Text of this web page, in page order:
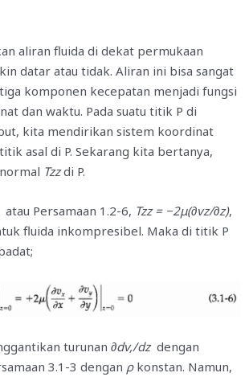
aliran fluida di dekat permukaan
datar atau tidak. Aliran ini bisa sangat
komponen kecepatan menjadi fungsi
dan waktu. Pada suatu titik P di
kita mendirikan sistem koordinat
asal di P. Sekarang kita bertanya,
Tzzdi P.
Persamaan 1.2-6, Tzz = −2μ(∂vz/∂z),
fluida inkompresibel. Maka di titik P
turunan ∂dv,/dz dengan
3.1-3 dengan ρkonstan. Namun,